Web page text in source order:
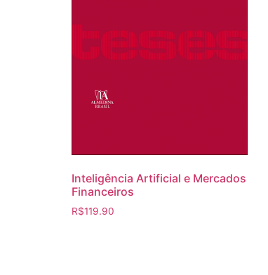
Inteligência Artificial e Mercados
Financeiros
R$119.90